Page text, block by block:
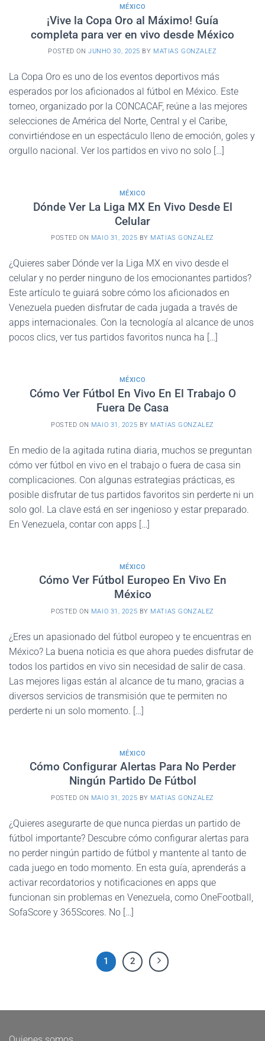
MÉXICO
¡Vive la Copa Oro al Máximo! Guía
completa para ver en vivo desde México
POSTED ONJUNHO 30, 2025 BY MATIAS GONZALEZ
La Copa Oro es uno de los eventos deportivos más
esperados por los aficionados al fútbol en México. Este
torneo, organizado por la CONCACAF, reúne a las mejores
selecciones de América del Norte, Central y el Caribe,
convirtiéndose en un espectáculo lleno de emoción, goles y
orgullo nacional. Ver los partidos en vivo no solo […]
MÉXICO
Dónde Ver La Liga MX En Vivo Desde El
Celular
POSTED ON MAIO 31, 2025 BY MATIAS GONZALEZ
¿Quieres saber Dónde ver la Liga MX en vivo desde el
celular y no perder ninguno de los emocionantes partidos?
Este artículo te guiará sobre cómo los aficionados en
Venezuela pueden disfrutar de cada jugada a través de
apps internacionales. Con la tecnología al alcance de unos
pocos clics, ver tus partidos favoritos nunca ha […]
MÉXICO
Cómo Ver Fútbol En Vivo En El Trabajo O
Fuera De Casa
POSTED ON MAIO 31, 2025 BY MATIAS GONZALEZ
En medio de la agitada rutina diaria, muchos se preguntan
cómo ver fútbol en vivo en el trabajo o fuera de casa sin
complicaciones. Con algunas estrategias prácticas, es
posible disfrutar de tus partidos favoritos sin perderte ni un
solo gol. La clave está en ser ingenioso y estar preparado.
En Venezuela, contar con apps […]
MÉXICO
Cómo Ver Fútbol Europeo En Vivo En
México
POSTED ON MAIO 31, 2025 BY MATIAS GONZALEZ
¿Eres un apasionado del fútbol europeo y te encuentras en
México? La buena noticia es que ahora puedes disfrutar de
todos los partidos en vivo sin necesidad de salir de casa.
Las mejores ligas están al alcance de tu mano, gracias a
diversos servicios de transmisión que te permiten no
perderte ni un solo momento. […]
MÉXICO
Cómo Configurar Alertas Para No Perder
Ningún Partido De Fútbol
POSTED ON MAIO 31, 2025 BY MATIAS GONZALEZ
¿Quieres asegurarte de que nunca pierdas un partido de
fútbol importante? Descubre cómo configurar alertas para
no perder ningún partido de fútbol y mantente al tanto de
cada juego en todo momento. En esta guía, aprenderás a
activar recordatorios y notificaciones en apps que
funcionan sin problemas en Venezuela, como OneFootball,
SofaScore y 365Scores. No […]
1 2